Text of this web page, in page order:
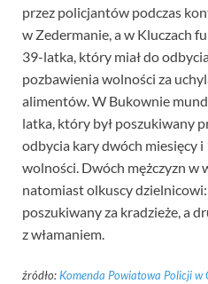
przez policjantów podczas
w Zedermanie, a w Kluczach
39-latka, który miał do
pozbawienia wolności za
alimentów. W Bukownie
latka, który był poszukiwany
odbycia kary dwóch miesięcy
wolności. Dwóch mężczyzn w
natomiast olkuscy
poszukiwany za kradzieże, a
z włamaniem.
źródło: Komenda Powiatowa Policji w